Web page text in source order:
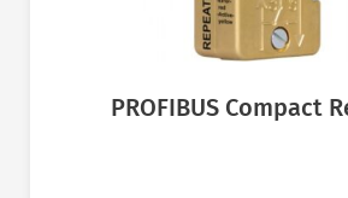
PROFIBUS Compact